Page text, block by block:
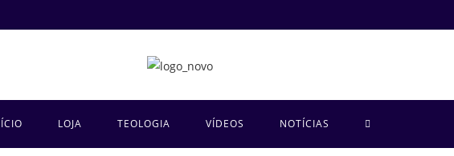
LOJA TEOLOGIA VÍDEOS NOTÍCIAS